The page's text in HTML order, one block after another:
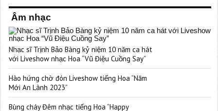
Âm nhạc
Nhạc sĩ Trịnh Bảo Bàng kỷ niệm 10 năm ca hát
với Liveshow nhạc Hoa “Vũ Điệu Cuồng Say”
Hào hứng chờ đón Liveshow tiếng Hoa “Năm
Mới An Lành 2023”
Bùng cháy Đêm nhạc tiếng Hoa “Happy